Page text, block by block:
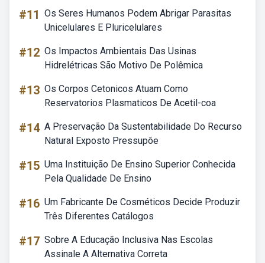
#11 Os Seres Humanos Podem Abrigar Parasitas
Unicelulares E Pluricelulares
#12 Os Impactos Ambientais Das Usinas
Hidrelétricas São Motivo De Polêmica
#13 Os Corpos Cetonicos Atuam Como
Reservatorios Plasmaticos De Acetil-coa
#14 A Preservação Da Sustentabilidade Do Recurso
Natural Exposto Pressupõe
#15 Uma Instituição De Ensino Superior Conhecida
Pela Qualidade De Ensino
#16 Um Fabricante De Cosméticos Decide Produzir
Três Diferentes Catálogos
#17 Sobre A Educação Inclusiva Nas Escolas
Assinale A Alternativa Correta